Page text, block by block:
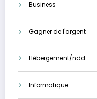
Business
Gagner de l'argent
Hébergement/ndd
Informatique